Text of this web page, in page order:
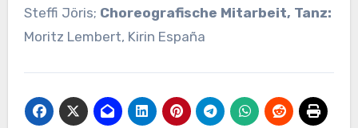
Steffi Jöris; Choreografische Mitarbeit, Tanz:
Moritz Lembert, Kirin España